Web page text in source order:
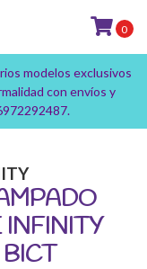
modelos exclusivos
con envíos y
0
INFINITY